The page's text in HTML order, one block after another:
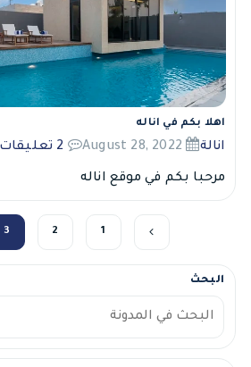
اهلا بكم في اناله
انالة 2 تعليقات
مرحبا بكم في موقع اناله
1
2
3
البحث